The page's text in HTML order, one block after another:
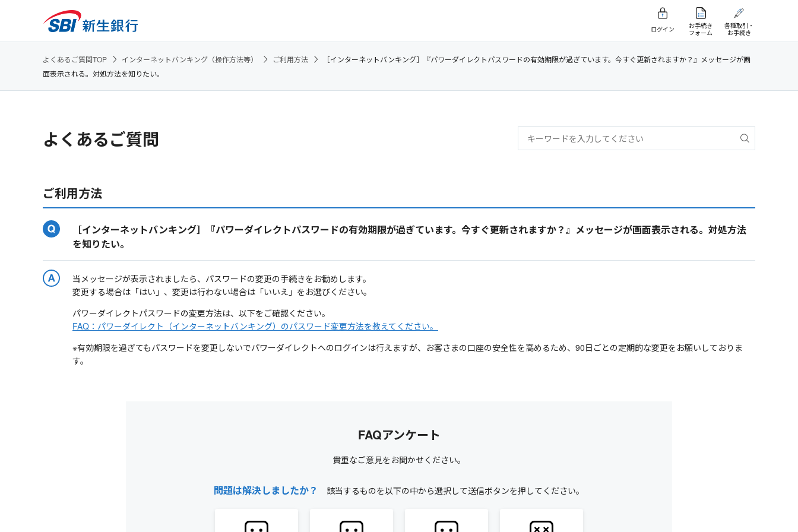
ログイン
お手続き
フォーム
各種取引・
お手続き
よくあるご質問TOP インターネットバンキング（操作方法等） ご利用方法
［インターネットバンキング］『パワーダイレクトパスワードの有効期限が過ぎています。今すぐ更新されますか？』メッセージが画
面表示される。対処方法を知りたい。
よくあるご質問
ご利用方法
［インターネットバンキング］『パワーダイレクトパスワードの有効期限が過ぎています。今すぐ更新されますか？』メッセージが画面表示される。対処方法
を知りたい。
当メッセージが表示されましたら、パスワードの変更の手続きをお勧めします。
変更する場合は「はい」、変更は行わない場合は「いいえ」をお選びください。
パワーダイレクトパスワードの変更方法は、以下をご確認ください。
FAQ：パワーダイレクト（インターネットバンキング）のパスワード変更方法を教えてください。
※有効期限を過ぎてもパスワードを変更しないでパワーダイレクトへのログインは行えますが、お客さまの口座の安全性を高めるため、90日ごとの定期的な変更をお願いしておりま
す。
FAQアンケート
貴重なご意見をお聞かせください。
問題は解決しましたか？ 該当するものを以下の中から選択して送信ボタンを押してください。